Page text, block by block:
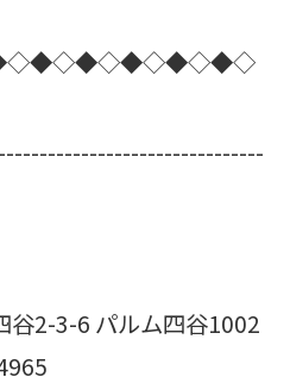
谷2-3-6 パルム四谷1002